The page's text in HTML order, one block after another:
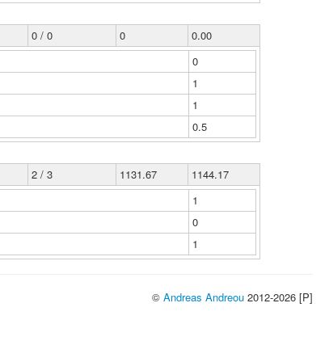
0 / 0 0
0.00
0
1
1
0.5
2 / 3 1131.67
1144.17
1
0
1
© Andreas Andreou 2012-2026 [P]